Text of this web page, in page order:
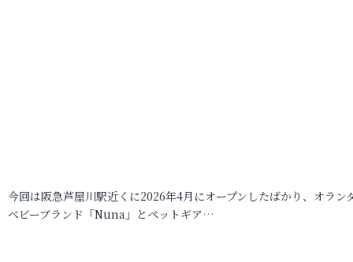
今回は阪急芦屋川駅近くに2026年4月にオープンしたばかり、オラン
ベビーブランド「Nuna」とペットギア…